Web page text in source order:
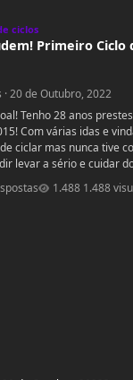
de Oxandrolona 5mg !
ciclos
Primeiro Ciclo
·20 de Outubro, 2022
Tenho 28 anos
Com várias idas e
ciclar mas nunca tive
levar a sério e cuidar
acompanhada por
a fazer a dieta de
1.488